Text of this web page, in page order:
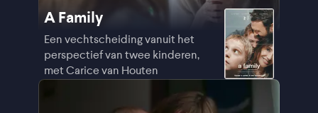
A Family
Een vechtscheiding vanuit het
perspectief van twee kinderen,
met Carice van Houten